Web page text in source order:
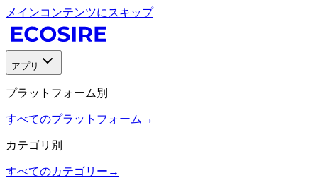
メインコンテンツにスキップ
アプリ
プラットフォーム別
すべてのプラットフォーム →
カテゴリ別
すべてのカテゴリー →